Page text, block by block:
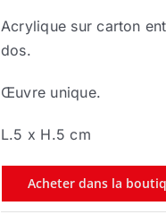
Acrylique sur carton
dos.
Œuvre unique.
L.5 x H.5 cm
Acheter dans la